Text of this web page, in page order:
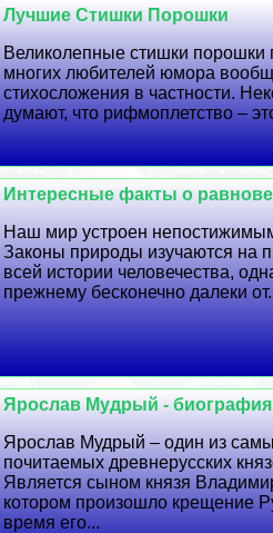
Лучшие Стишки Порошки
Великолепные стишки порошки
многих любителей юмора
стихосложения в частности.
думают, что рифмоплетство –
Интересные факты о
Наш мир устроен
Законы природы изучаются на
всей истории человечества,
прежнему бесконечно далеки
Ярослав Мудрый -
Ярослав Мудрый – один из
почитаемых древнерусских
Является сыном князя
котором произошло крещение
время его...